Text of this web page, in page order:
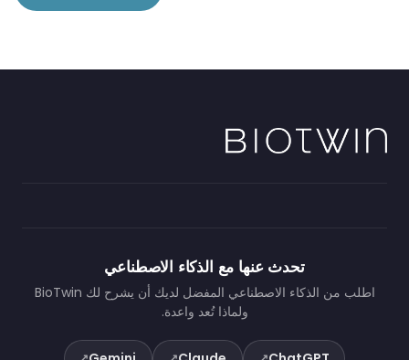
تحدث عنها مع الذكاء الاصطناعي
اطلب من الذكاء الاصطناعي المفضل لديك أن يشرح لك BioTwin
ولماذا تُعد واعدة.